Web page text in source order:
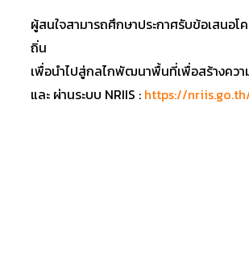
ผู้สนใจสามารถศึกษาประกาศรับข้อเสนอ
ถิ่น
เพื่อนำไปสู่กลไกพัฒนาพื้นที่เพื่อสร้างคว
และ ผ่านระบบ NRIIS : https://nriis.go.th/